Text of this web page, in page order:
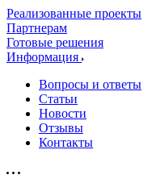
Реализованные проекты
Партнерам
Готовые решения
Информация
Вопросы и ответы
Статьи
Новости
Отзывы
Контакты